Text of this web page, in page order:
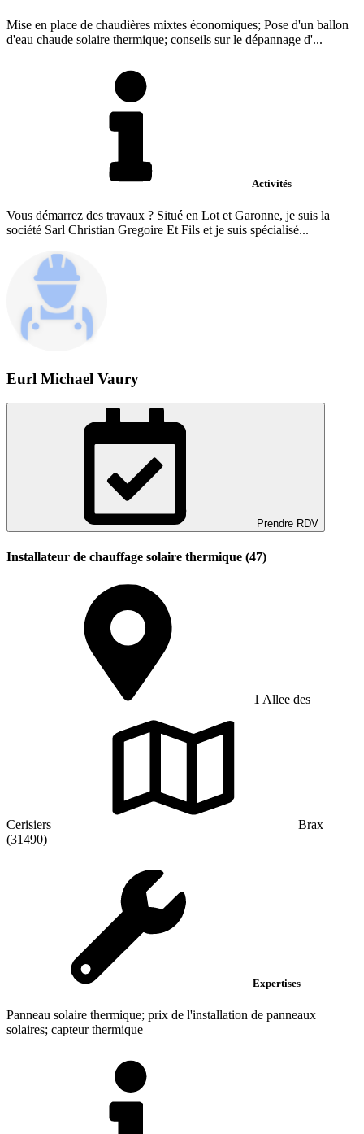
Mise en place de chaudières mixtes économiques; Pose d'un ballon
d'eau chaude solaire thermique; conseils sur le dépannage d'...
Activités
Vous démarrez des travaux ? Situé en Lot et Garonne, je suis la
société Sarl Christian Gregoire Et Fils et je suis spécialisé...
Eurl Michael Vaury
Prendre RDV
Installateur de chauffage solaire thermique (47)
1 Allee des
Cerisiers
Brax
(31490)
Expertises
Panneau solaire thermique; prix de l'installation de panneaux
solaires; capteur thermique